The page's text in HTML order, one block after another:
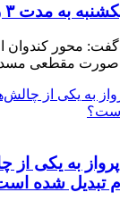
مدت ۳ روز مسدود است
مقطعی
به یکی از
تبدیل شده